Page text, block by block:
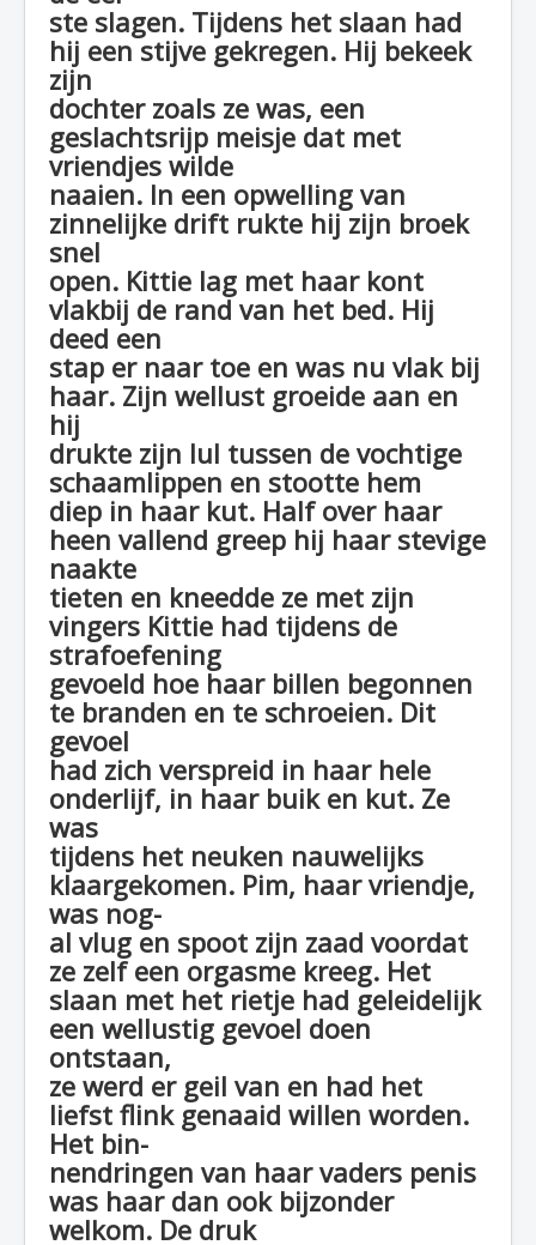
ste slagen. Tijdens het slaan had
hij een stijve gekregen. Hij bekeek
zijn
dochter zoals ze was, een
geslachtsrijp meisje dat met
vriendjes wilde
naaien. In een opwelling van
zinnelijke drift rukte hij zijn broek
snel
open. Kittie lag met haar kont
vlakbij de rand van het bed. Hij
deed een
stap er naar toe en was nu vlak bij
haar. Zijn wellust groeide aan en
hij
drukte zijn lul tussen de vochtige
schaamlippen en stootte hem
diep in haar kut. Half over haar
heen vallend greep hij haar stevige
naakte
tieten en kneedde ze met zijn
vingers Kittie had tijdens de
strafoefening
gevoeld hoe haar billen begonnen
te branden en te schroeien. Dit
gevoel
had zich verspreid in haar hele
onderlijf, in haar buik en kut. Ze
was
tijdens het neuken nauwelijks
klaargekomen. Pim, haar vriendje,
was nog-
al vlug en spoot zijn zaad voordat
ze zelf een orgasme kreeg. Het
slaan met het rietje had geleidelijk
een wellustig gevoel doen
ontstaan,
ze werd er geil van en had het
liefst flink genaaid willen worden.
Het bin-
nendringen van haar vaders penis
was haar dan ook bijzonder
welkom. De druk